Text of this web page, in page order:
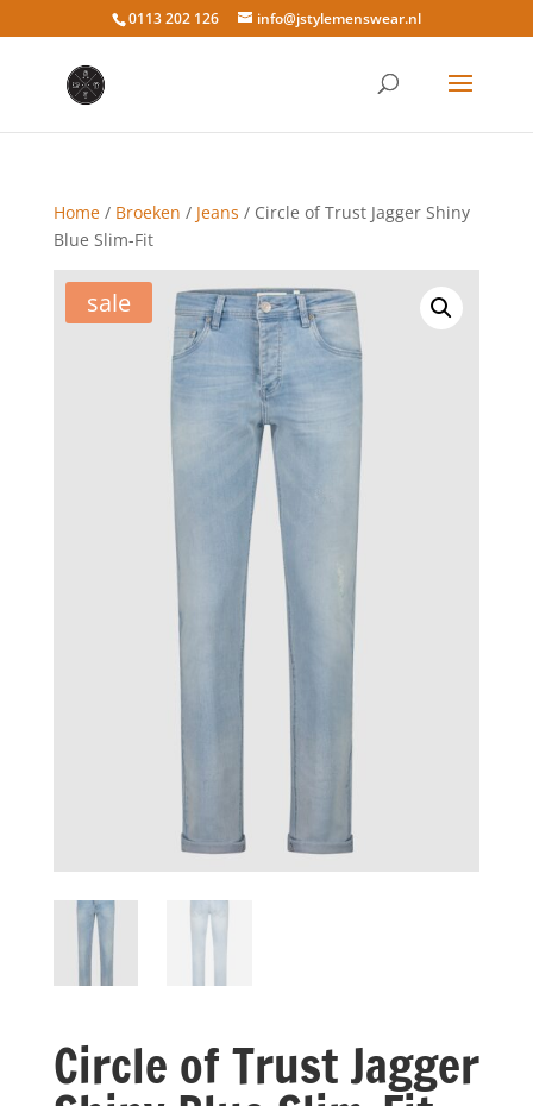
0113 202 126 info@jstylemenswear.nl
Home/ Broeken / Jeans / Circle of Trust Jagger Shiny
Blue Slim-Fit
sale
Circle of Trust Jagger